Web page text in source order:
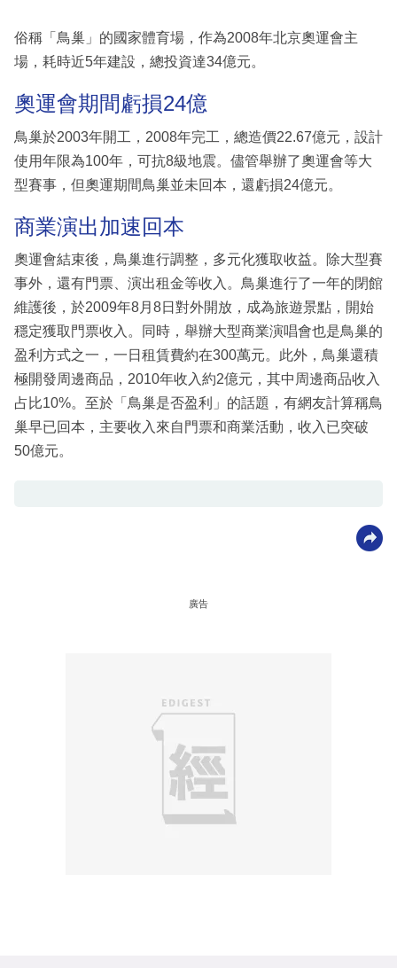
區
俗稱「鳥巢」的國家體育場，作為2008年北京奧運會主
場，耗時近5年建設，總投資達34億元。
奧運會期間虧損24億
鳥巢於2003年開工，2008年完工，總造價22.67億元，設計
使用年限為100年，可抗8級地震。儘管舉辦了奧運會等大
型賽事，但奧運期間鳥巢並未回本，還虧損24億元。
商業演出加速回本
奧運會結束後，鳥巢進行調整，多元化獲取收益。除大型賽
事外，還有門票、演出租金等收入。鳥巢進行了一年的閉館
維護後，於2009年8月8日對外開放，成為旅遊景點，開始
穩定獲取門票收入。同時，舉辦大型商業演唱會也是鳥巢的
盈利方式之一，一日租賃費約在300萬元。此外，鳥巢還積
極開發周邊商品，2010年收入約2億元，其中周邊商品收入
占比10%。至於「鳥巢是否盈利」的話題，有網友計算稱鳥
巢早已回本，主要收入來自門票和商業活動，收入已突破
50億元。
廣告